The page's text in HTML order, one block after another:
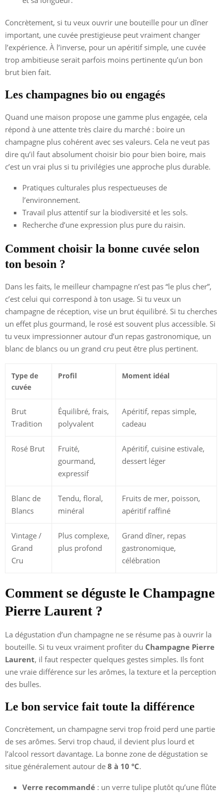
Concrètement, si tu veux ouvrir une bouteille pour un dîner
important, une cuvée prestigieuse peut vraiment changer
l’expérience. À l’inverse, pour un apéritif simple, une cuvée
trop ambitieuse serait parfois moins pertinente qu’un bon
brut bien fait.
Les champagnes bio ou engagés
Quand une maison propose une gamme plus engagée, cela
répond à une attente très claire du marché : boire un
champagne plus cohérent avec ses valeurs. Cela ne veut pas
dire qu’il faut absolument choisir bio pour bien boire, mais
c’est un vrai plus si tu privilégies une approche plus durable.
Pratiques culturales plus respectueuses de
l’environnement.
Travail plus attentif sur la biodiversité et les sols.
Recherche d’une expression plus pure du raisin.
Comment choisir la bonne cuvée selon
ton besoin ?
Dans les faits, le meilleur champagne n’est pas “le plus cher”,
c’est celui qui correspond à ton usage. Si tu veux un
champagne de réception, vise un brut équilibré. Si tu cherches
un effet plus gourmand, le rosé est souvent plus accessible. Si
tu veux impressionner autour d’un repas gastronomique, un
blanc de blancs ou un grand cru peut être plus pertinent.
Type de
cuvée
Profil Moment idéal
Brut
Tradition
Équilibré, frais,
polyvalent
Apéritif, repas simple,
cadeau
Rosé Brut
Fruité,
gourmand,
expressif
Apéritif, cuisine estivale,
dessert léger
Blanc de
Blancs
Tendu, floral,
minéral
Fruits de mer, poisson,
apéritif raffiné
Vintage /
Grand
Cru
Plus complexe,
plus profond
Grand dîner, repas
gastronomique,
célébration
Comment se déguste le Champagne
Pierre Laurent ?
La dégustation d’un champagne ne se résume pas à ouvrir la
bouteille. Si tu veux vraiment profiter du Champagne Pierre
Laurent, il faut respecter quelques gestes simples. Ils font
une vraie différence sur les arômes, la texture et la perception
des bulles.
Le bon service fait toute la différence
Concrètement, un champagne servi trop froid perd une partie
de ses arômes. Servi trop chaud, il devient plus lourd et
l’alcool ressort davantage. La bonne zone de dégustation se
situe généralement autour de 8 à 10 °C.
Verre recommandé : un verre tulipe plutôt qu’une flûte